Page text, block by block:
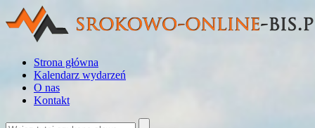
Strona główna
Kalendarz wydarzeń
O nas
Kontakt